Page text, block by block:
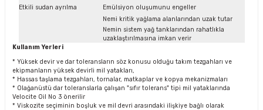
Etkili sudan ayrılma
Emülsiyon oluşumunu engeller
Nemi kritik yağlama alanlarından uzak tutar
Nemin sistem yağ tanklarından rahatlıkla
uzaklaştırılmasına imkan verir
Kullanım Yerleri
* Yüksek devir ve dar toleransların söz konusu olduğu takım tezgahları ve
ekipmanların yüksek devirli mil yatakları,
* Hassas taşlama tezgahları, tornalar, matkaplar ve kopya mekanizmaları
* Olağanüstü dar toleranslarla çalışan "sıfır tolerans" tipi mil yataklarında
Velocite Oil No 3 önerilir
* Viskozite seçiminin boşluk ve mil devri arasındaki ilişkiye bağlı olarak